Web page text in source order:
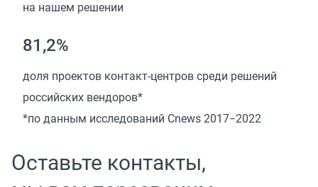
на нашем решении
81,2%
доля проектов контакт-центров среди решений
российских вендоров*
*по данным исследований Cnews 2017−2022
Оставьте контакты,